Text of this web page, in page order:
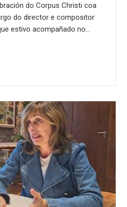
do Corpus Christi coa
do director e compositor
estivo acompañado no…